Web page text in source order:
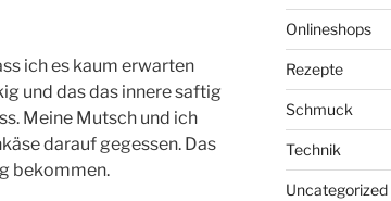
ich es kaum erwarten
und das das innere saftig
Meine Mutsch und ich
darauf gegessen. Das
bekommen.
Onlineshops
Rezepte
Schmuck
Technik
Uncategorized